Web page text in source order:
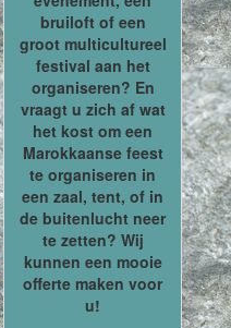
bruiloft of een
groot multicultureel
festival aan het
organiseren? En
vraagt u zich af wat
het kost om een
Marokkaanse feest
te organiseren in
een zaal, tent, of in
de buitenlucht neer
te zetten? Wij
kunnen een mooie
offerte maken voor
u!